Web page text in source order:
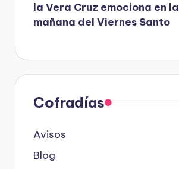
la Vera Cruz emociona en la
mañana del Viernes Santo
Cofradías
Avisos
Blog